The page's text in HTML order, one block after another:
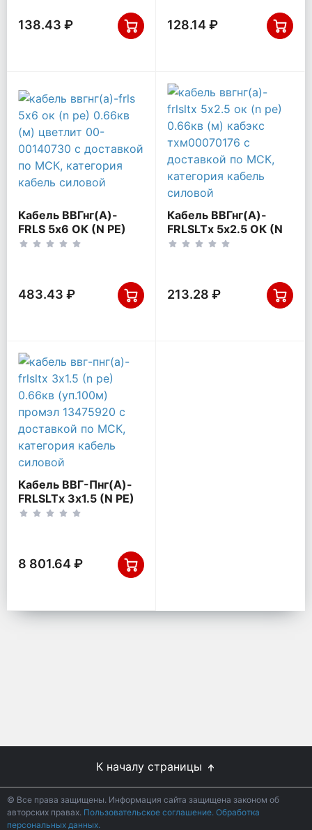
138.43 ₽ 128.14 ₽
Кабель ВВГнг(А)-
FRLS 5х6 ОК (N PE)
0.66кВ (м) Цветлит
483.43 ₽
Кабель ВВГнг(А)-
FRLSLTx 5х2.5 ОК (N
PE) 0.66кВ (м) Кабэкс
213.28 ₽
Кабель ВВГ-Пнг(А)-
FRLSLTx 3х1.5 (N PE)
0.66кВ (уп.100м)
8 801.64 ₽
К началу страницы
© Все права защищены. Информация сайта защищена законом об
авторских правах. Пользовательское соглашение. Обработка
персональных данных.